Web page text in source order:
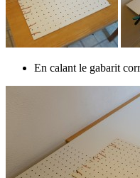
En calant le gabarit